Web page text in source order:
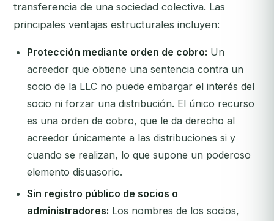
transferencia de una sociedad colectiva. Las
principales ventajas estructurales incluyen:
Protección mediante orden de cobro: Un
acreedor que obtiene una sentencia contra un
socio de la LLC no puede embargar el interés del
socio ni forzar una distribución. El único recurso
es una orden de cobro, que le da derecho al
acreedor únicamente a las distribuciones si y
cuando se realizan, lo que supone un poderoso
elemento disuasorio.
Sin registro público de socios o
administradores: Los nombres de los socios,